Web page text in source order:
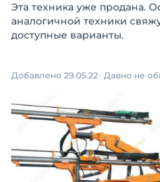
Эта техника уже продана.
аналогичной техники
доступные варианты.
Добавлено 29.05.22 Давно не